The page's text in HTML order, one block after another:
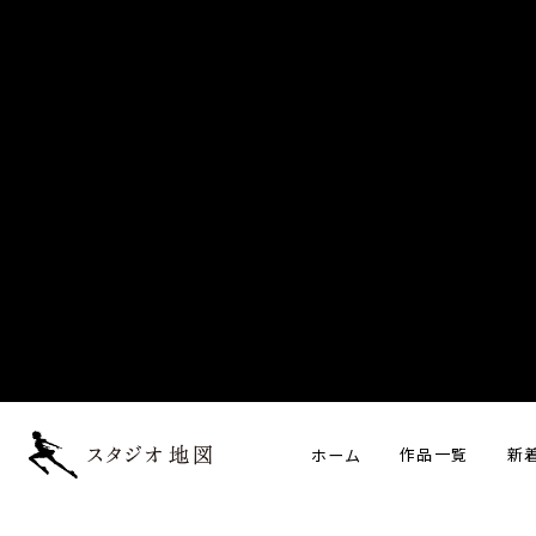
ホーム 作品一覧 新